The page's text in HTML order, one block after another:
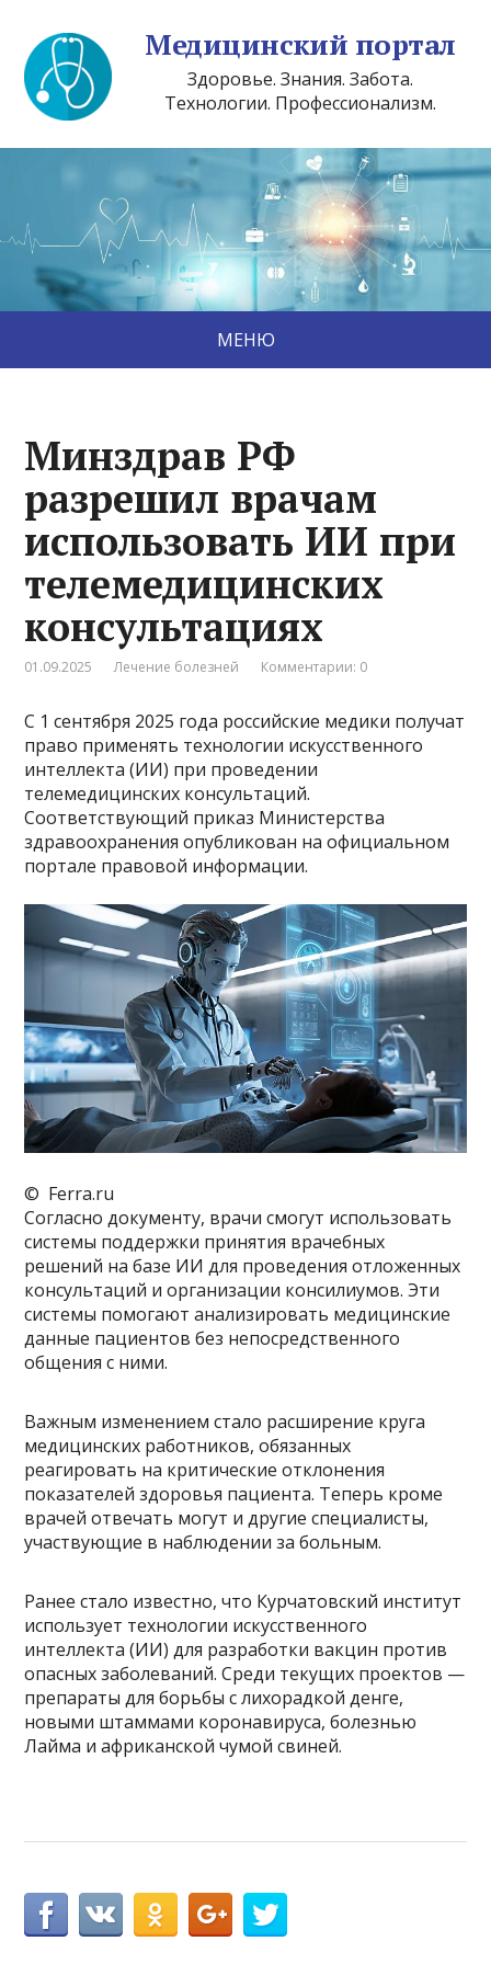
Медицинский портал
Здоровье. Знания. Забота.
Технологии. Профессионализм.
МЕНЮ
Минздрав РФ
разрешил врачам
использовать ИИ при
телемедицинских
консультациях
01.09.2025 Лечение болезней Комментарии: 0
С 1 сентября 2025 года российские медики получат
право применять технологии искусственного
интеллекта (ИИ) при проведении
телемедицинских консультаций.
Соответствующий приказ Министерства
здравоохранения опубликован на официальном
портале правовой информации.
© Ferra.ru
Согласно документу, врачи смогут использовать
системы поддержки принятия врачебных
решений на базе ИИ для проведения отложенных
консультаций и организации консилиумов. Эти
системы помогают анализировать медицинские
данные пациентов без непосредственного
общения с ними.
Важным изменением стало расширение круга
медицинских работников, обязанных
реагировать на критические отклонения
показателей здоровья пациента. Теперь кроме
врачей отвечать могут и другие специалисты,
участвующие в наблюдении за больным.
Ранее стало известно, что Курчатовский институт
использует технологии искусственного
интеллекта (ИИ) для разработки вакцин против
опасных заболеваний. Среди текущих проектов —
препараты для борьбы с лихорадкой денге,
новыми штаммами коронавируса, болезнью
Лайма и африканской чумой свиней.